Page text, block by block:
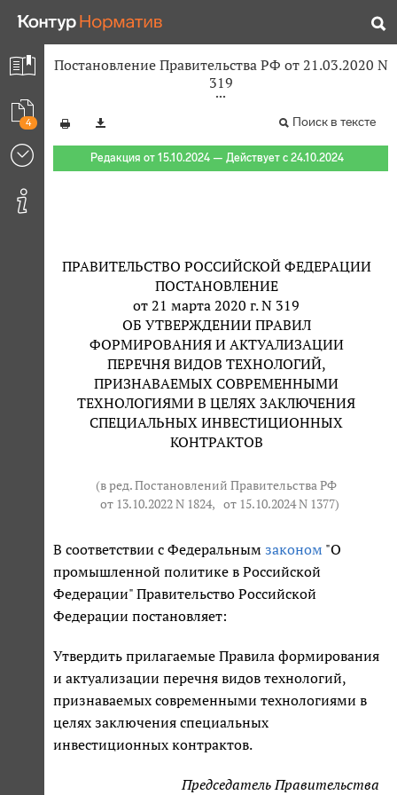
4
Постановление Правительства РФ от 21.03.2020 N
319
Поиск в тексте
Редакция от 15.10.2024 — Действует с 24.10.2024
ПРАВИТЕЛЬСТВО РОССИЙСКОЙ ФЕДЕРАЦИИ
ПОСТАНОВЛЕНИЕ
от 21 марта 2020 г. N 319
ОБ УТВЕРЖДЕНИИ ПРАВИЛ
ФОРМИРОВАНИЯ И АКТУАЛИЗАЦИИ
ПЕРЕЧНЯ ВИДОВ ТЕХНОЛОГИЙ,
ПРИЗНАВАЕМЫХ СОВРЕМЕННЫМИ
ТЕХНОЛОГИЯМИ В ЦЕЛЯХ ЗАКЛЮЧЕНИЯ
СПЕЦИАЛЬНЫХ ИНВЕСТИЦИОННЫХ
КОНТРАКТОВ
(в ред. Постановлений Правительства РФ
от 13.10.2022 N 1824, от 15.10.2024 N 1377)
В соответствии с Федеральным законом "О
промышленной политике в Российской
Федерации" Правительство Российской
Федерации постановляет:
Утвердить прилагаемые Правила формирования
и актуализации перечня видов технологий,
признаваемых современными технологиями в
целях заключения специальных
инвестиционных контрактов.
Председатель Правительства